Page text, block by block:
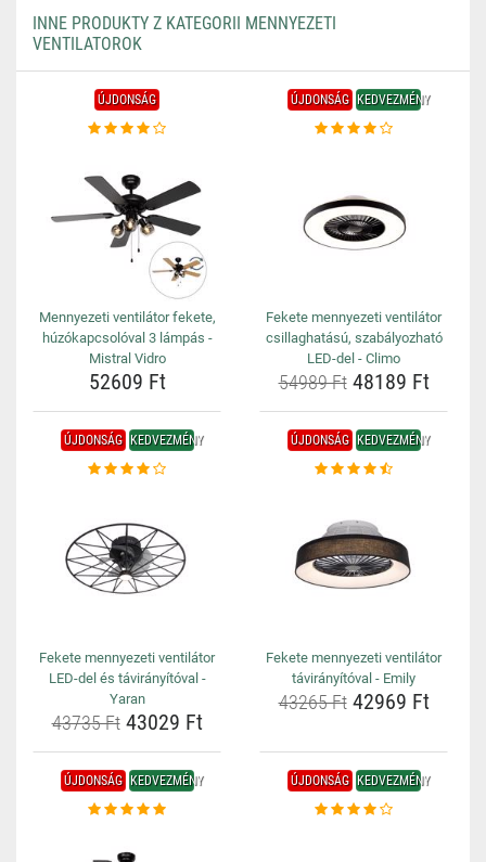
INNE PRODUKTY Z KATEGORII MENNYEZETI
VENTILATOROK
ÚJDONSÁG
Mennyezeti ventilátor fekete,
húzókapcsolóval 3 lámpás -
Mistral Vidro
52609 Ft
ÚJDONSÁG KEDVEZMÉNY
Fekete mennyezeti ventilátor
csillaghatású, szabályozható
LED-del - Climo
54989 Ft48189 Ft
ÚJDONSÁG KEDVEZMÉNY
Fekete mennyezeti ventilátor
LED-del és távirányítóval -
Yaran
43735 Ft43029 Ft
ÚJDONSÁG KEDVEZMÉNY
Fekete mennyezeti ventilátor
távirányítóval - Emily
43265 Ft42969 Ft
ÚJDONSÁG KEDVEZMÉNY ÚJDONSÁG KEDVEZMÉNY